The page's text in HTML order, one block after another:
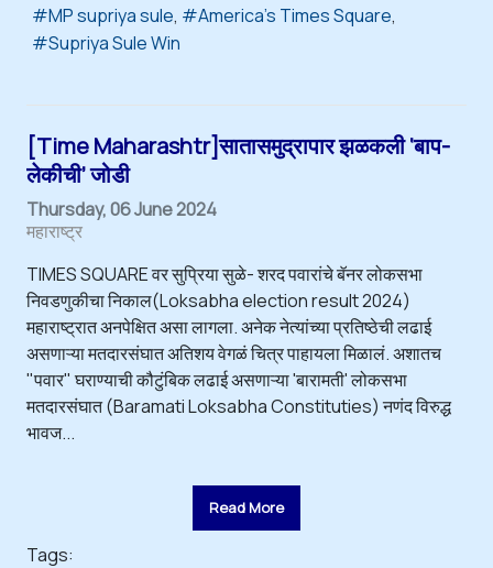
MP supriya sule
America's Times Square
Supriya Sule Win
[Time Maharashtr]सातासमुद्रापार झळकली ‘बाप-
लेकीची’ जोडी
Thursday, 06 June 2024
महाराष्ट्र
TIMES SQUARE वर सुप्रिया सुळे- शरद पवारांचे बॅनर लोकसभा
निवडणुकीचा निकाल(Loksabha election result 2024)
महाराष्ट्रात अनपेक्षित असा लागला. अनेक नेत्यांच्या प्रतिष्ठेची लढाई
असणाऱ्या मतदारसंघात अतिशय वेगळं चित्र पाहायला मिळालं. अशातच
"पवार" घराण्याची कौटुंबिक लढाई असणाऱ्या 'बारामती' लोकसभा
मतदारसंघात (Baramati Loksabha Constituties) नणंद विरुद्ध
भावज...
Read More
Tags: